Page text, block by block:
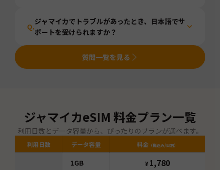
Q.
ジャマイカでトラブルがあったとき、日本語でサ
ポートを受けられますか？
質問一覧を見る
ジャマイカeSIM 料金プラン一覧
利用日数とデータ容量から、ぴったりのプランが選べます。
利用日数 データ容量 料金 （税込み/日別）
1GB ¥ 1,780